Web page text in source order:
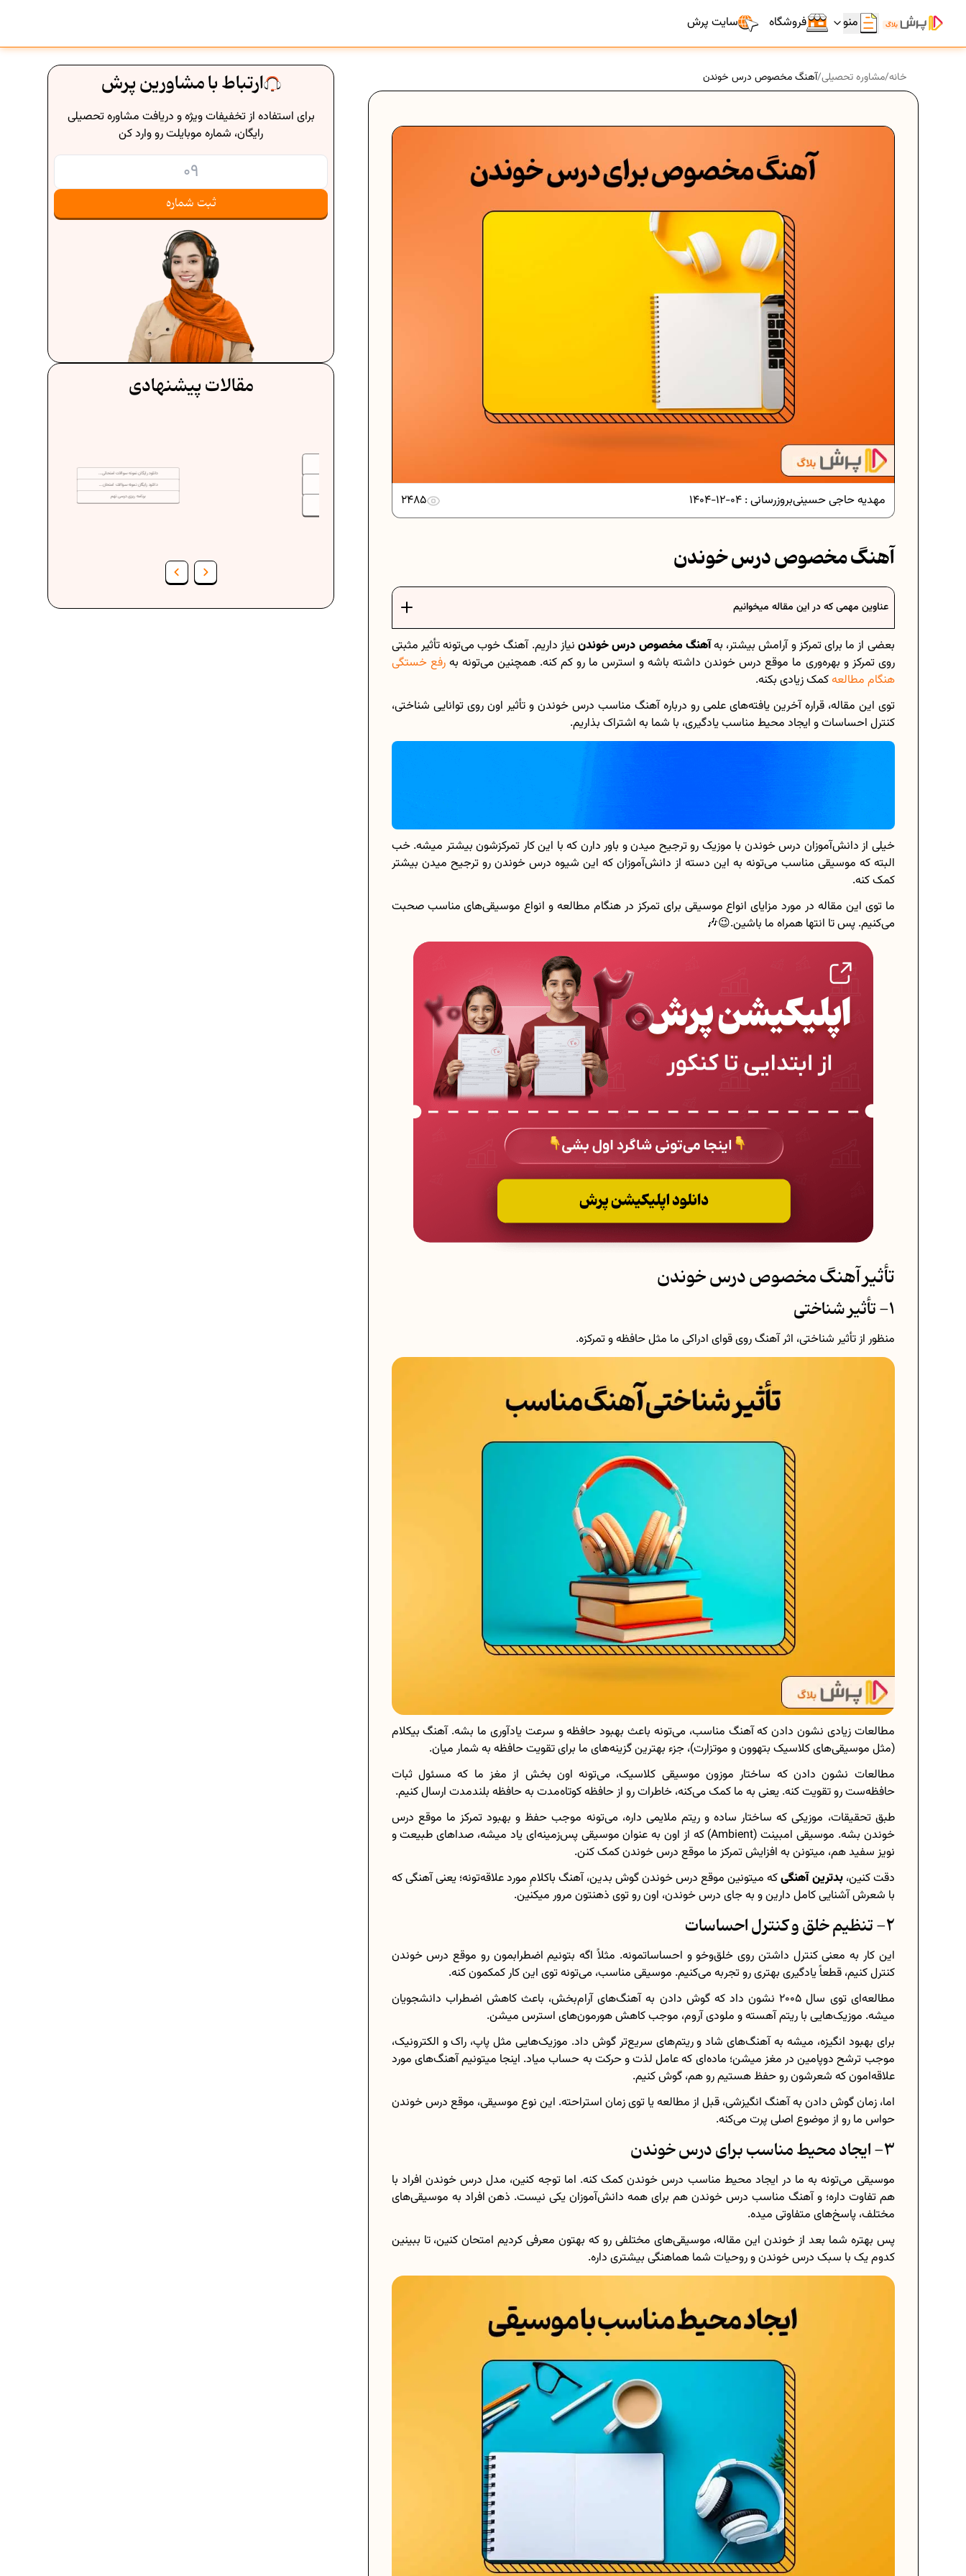
سایت پرش فروشگاه منو
ارتباط با مشاورین پرش
برای استفاده از تخفیفات ویژه و دریافت مشاوره تحصیلی
رایگان، شماره موبایلت رو وارد کن
ثبت شماره
مقالات پیشنهادی
دانلود رایگان نمونه سوالات امتحانی...
دانلود رایگان نمونه سوالات امتحان...
فرمول حجم اشکال هندسی در ریاضیات
برنامه‌ ریزی درسی هفتم
عادات افراد موفق
برنامه‌ ریزی درسی هشتم
چگونه برنامه‌ ریزی درسی کنیم؟
دانلود رایگان نمونه سوالات امتحانی...
دانلود رایگان کتاب‌های دوازدهم...
اعداد صحیح، طبیعی و گویا چه اعدادی...
حذفیات کنکور انسانی 1404
دانلود رایگان نمونه سوالات امتحان...
برنامه‌ ریزی درسی نهم
فرمول حجم اشکال هندسی در ریاضیات
برنامه‌ ریزی درسی هفتم
عادات افراد موفق
برنامه‌ ریزی درسی هشتم
چگونه برنامه‌ ریزی درسی کنیم؟
دانلود رایگان کتاب‌های دوازدهم...
اعداد صحیح، طبیعی و گویا چه اعدادی...
حذفیات کنکور انسانی 1404
فرمول حجم اشکال هندسی در ریاضیات
برنامه‌ ریزی درسی هفتم
خانه/مشاوره تحصیلی/آهنگ مخصوص درس خوندن
بروزرسانی : 04-12-1404 مهدیه حاجی حسینی 2485
آهنگ مخصوص درس خوندن
عناوین مهمی که در این مقاله میخوانیم
بعضی از ما برای تمرکز و آرامش بیشتر، بهآهنگ مخصوص درس خوندننیاز داریم. آهنگ خوب می‌تونه تأثیر مثبتی
روی تمرکز و بهره‌وری ما موقع درس خوندن داشته باشه و استرس ما رو کم کنه. همچنین می‌تونه بهرفع خستگی
هنگام مطالعهکمک زیادی بکنه.
توی این مقاله، قراره آخرین یافته‌های علمی رو درباره آهنگ مناسب درس خوندن و تأثیر اون روی توانایی شناختی،
کنترل احساسات و ایجاد محیط مناسب یادگیری، با شما به اشتراک بذاریم.
خیلی از دانش‌آموزان درس خوندن با موزیک رو ترجیح میدن و باور دارن که با این کار تمرکزشون بیشتر میشه. خب
البته که موسیقی مناسب می‌تونه به این دسته از دانش‌آموزان که این شیوه درس خوندن رو ترجیح میدن بیشتر
کمک کنه.
ما توی این مقاله در مورد مزایای انواع موسیقی برای تمرکز در هنگام مطالعه و انواع موسیقی‌های مناسب صحبت
می‌کنیم. پس تا انتها همراه ما باشین.😉🎶
تأثیر آهنگ مخصوص درس خوندن
1- تأثیر شناختی
منظور از تأثیر شناختی، اثر آهنگ روی قوای ادراکی ما مثل حافظه و تمرکزه.
مطالعات زیادی نشون دادن که آهنگ مناسب، می‌تونه باعث بهبود حافظه و سرعت یادآوری ما بشه. آهنگ‌ بیکلام
(مثل موسیقی‌های کلاسیک بتهوون و موتزارت)، جزء بهترین گزینه‌های ما برای تقویت حافظه به شمار میان.
مطالعات نشون دادن که ساختار موزون موسیقی کلاسیک، می‌تونه اون بخش از مغز ما که مسئول ثبات
حافظه‌ست رو تقویت کنه. یعنی به ما کمک می‌کنه، خاطرات رو از حافظه کوتاه‌مدت به حافظه بلندمدت ارسال کنیم.
طبق تحقیقات، موزیکی که ساختار ساده و ریتم ملایمی داره، می‌تونه موجب حفظ و بهبود تمرکز ما موقع درس
خوندن بشه. موسیقی امبینت (Ambient) که از اون به عنوان موسیقی پس‌زمینه‌ای یاد میشه، صداهای طبیعت و
نویز سفید هم، میتونن به افزایش تمرکز ما موقع درس خوندن کمک کنن.
دقت کنین،بدترین آهنگیکه میتونین موقع درس خوندن گوش بدین، آهنگ باکلامِ مورد علاقه‌تونه؛ یعنی آهنگی که
با شعرش آشنایی کامل دارین و به جای درس خوندن، اون رو توی ذهنتون مرور میکنین.
2- تنظیم خلق‌ و کنترل احساسات
این کار به معنی کنترل داشتن روی خلق‌وخو و احساساتمونه. مثلاً اگه بتونیم اضطرابمون رو موقع درس خوندن
کنترل کنیم، قطعاً یادگیری بهتری رو تجربه می‌کنیم. موسیقی مناسب، می‌تونه توی این کار کمکمون کنه.
مطالعه‌ای توی سال 2005 نشون داد که گوش دادن به آهنگ‌های آرام‌بخش، باعث کاهش اضطراب دانشجویان
میشه. موزیک‌هایی با ریتم آهسته و ملودی آروم، موجب کاهش هورمون‌های استرس میشن.
برای بهبود انگیزه، میشه به آهنگ‌های شاد و ریتم‌های سریع‌تر گوش داد. موزیک‌هایی مثل پاپ، راک و الکترونیک،
موجب ترشح دوپامین در مغز میشن؛ ماده‌ای که عامل لذت و حرکت به حساب میاد. اینجا میتونیم آهنگ‌های مورد
علاقه‌امون که شعرشون رو حفظ هستیم رو هم، گوش کنیم.
اما، زمان گوش دادن به آهنگ انگیزشی، قبل از مطالعه یا توی زمان استراحته. این نوع موسیقی، موقع درس خوندن
حواس ما رو از موضوع اصلی پرت می‌کنه.
3- ایجاد محیط مناسب برای درس خوندن
موسیقی می‌تونه به ما در ایجاد محیط مناسب درس خوندن کمک کنه. اما توجه کنین، مدل درس خوندن افراد با
هم تفاوت داره؛ و آهنگ مناسب درس خوندن هم برای همه دانش‌آموزان یکی نیست. ذهن افراد به موسیقی‌های
مختلف، پاسخ‌های متفاوتی میده.
پس بهتره شما بعد از خوندن این مقاله، موسیقی‌های مختلفی رو که بهتون معرفی کردیم امتحان کنین، تا ببینین
کدوم یک با سبک درس خوندن و روحیات شما هماهنگی بیشتری داره.